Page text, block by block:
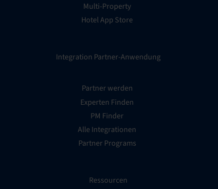
Multi-Property
Hotel App Store
Integration Partner-Anwendung
Partner werden
Experten Finden
PM Finder
Alle Integrationen
Partner Programs
Ressourcen